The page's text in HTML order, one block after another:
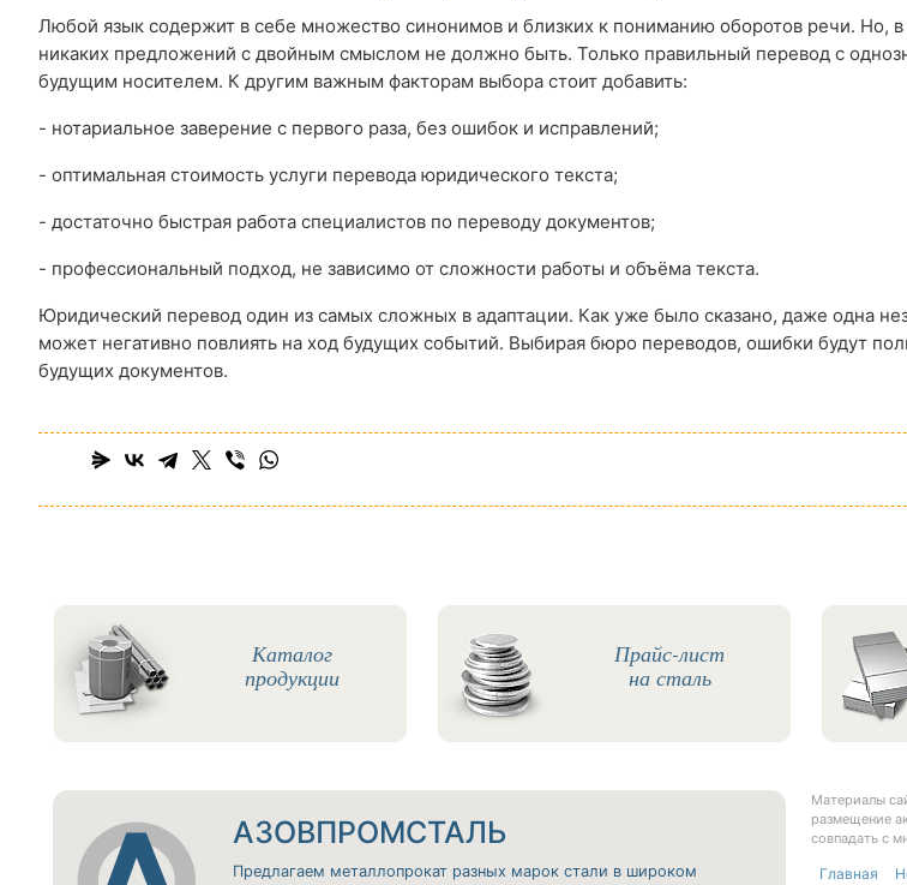
Любой язык содержит в себе множество синонимов и близких к пониманию оборотов речи. Но,
никаких предложений с двойным смыслом не должно быть. Только правильный перевод с
будущим носителем. К другим важным факторам выбора стоит добавить:
- нотариальное заверение с первого раза, без ошибок и исправлений;
- оптимальная стоимость услуги перевода юридического текста;
- достаточно быстрая работа специалистов по переводу документов;
- профессиональный подход, не зависимо от сложности работы и объёма текста.
Юридический перевод один из самых сложных в адаптации. Как уже было сказано, даже одна
может негативно повлиять на ход будущих событий. Выбирая бюро переводов, ошибки будут
будущих документов.
Каталог
продукции
Прайс-лист
на сталь
АЗОВПРОМСТАЛЬ
Предлагаем металлопрокат разных марок стали в широком
Материалы
размещение
совпадать с
Главная